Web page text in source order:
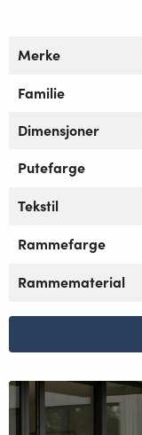
Merke
Familie
Dimensjoner
Putefarge
Tekstil
Rammefarge
Rammematerial